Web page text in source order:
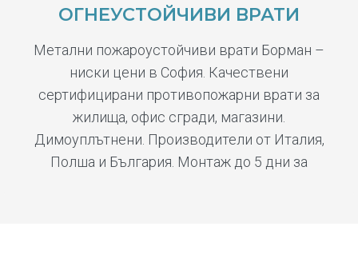
ОГНЕУСТОЙЧИВИ ВРАТИ
Метални пожароустойчиви врати Борман –
ниски цени в София. Качествени
сертифицирани противопожарни врати за
жилища, офис сгради, магазини.
Димоуплътнени. Производители от Италия,
Полша и България. Монтаж до 5 дни за